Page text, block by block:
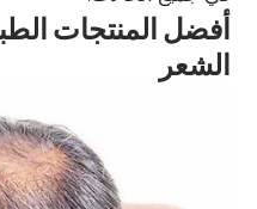
أفضل المنتجات
الشعر